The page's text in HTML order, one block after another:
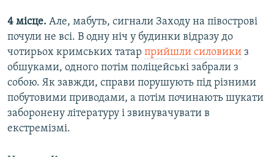
4 місце. Але, мабуть, сигнали Заходу на півострові
почули не всі. В одну ніч у будинки відразу до
чотирьох кримських татар прийшли силовики з
обшуками, одного потім поліцейські забрали з
собою. Як завжди, справи порушують під різними
побутовими приводами, а потім починають шукати
заборонену літературу і звинувачувати в
екстремізмі.